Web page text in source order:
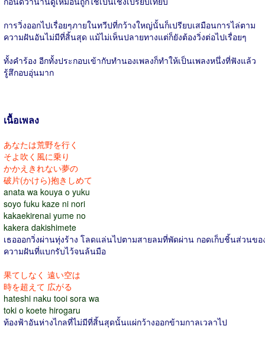
การวิ่งออกไปเรื่อยๆภายในทวีปที่กว้างใหญ่นั้นก็เปรียบเสมือนการไล่ตาม
ความฝันอันไม่มีที่สิ้นสุด แม้ไม่เห็นปลายทางแต่ก็ยังต้องวิ่งต่อไปเรื่อยๆ
ทั้งคำร้อง อีกทั้งประกอบเข้ากับทำนองเพลงก็ทำให้เป็นเพลงหนึ่งที่ฟังแล้ว
รู้สึกอบอุ่นมาก
เนื้อเพลง
あなたは荒野を行く
そよ吹く風に乗り
かかえきれない夢の
破片(かけら)抱きしめて
anata wa kouya o yuku
soyo fuku kaze ni nori
kakaekirenai yume no
kakera dakishimete
เธอออกวิ่งผ่านทุ่งร้าง โลดแล่นไปตามสายลมที่พัดผ่าน กอดเก็บชิ้นส่วนขอ
ความฝันที่แบกรับไว้จนล้นมือ
果てしなく 遠い空は
時を超えて 広がる
hateshi naku tooi sora wa
toki o koete hirogaru
ท้องฟ้าอันห่างไกลที่ไม่มีที่สิ้นสุดนั้นแผ่กว้างออกข้ามกาลเวลาไป